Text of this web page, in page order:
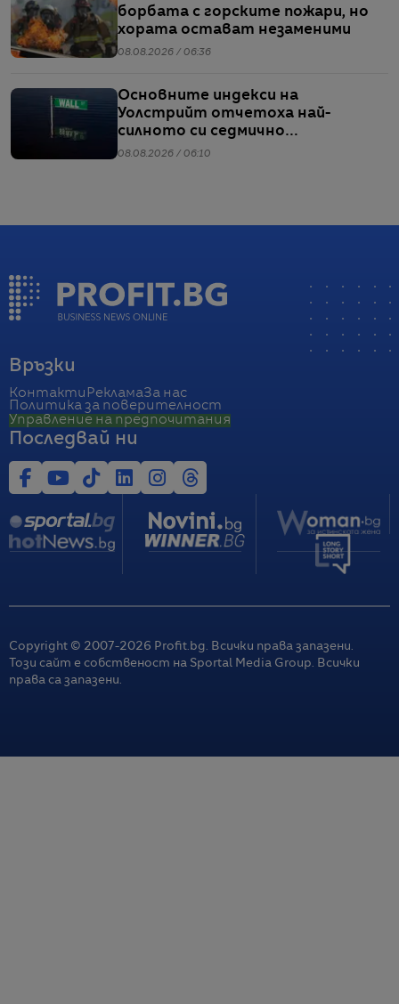
борбата с горските пожари, но
хората остават незаменими
08.08.2026 / 06:36
Основните индекси на
Уолстрийт отчетоха най-
силното си седмично
представяне от април насам
08.08.2026 / 06:10
Връзки
Контакти РекламаЗа нас
Политика за поверителност
Управление на предпочитания
Последвай ни
Copyright © 2007-2026 Profit.bg. Всички права запазени.
Този сайт е собственост на Sportal Media Group. Всички
права са запазени.